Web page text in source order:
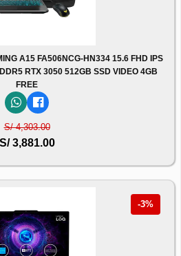
A15 FA506NCG-HN334 15.6 FHD IPS
RTX 3050 512GB SSD VIDEO 4GB
FREE
S/ 4,303.00
S/ 3,881.00
-3%